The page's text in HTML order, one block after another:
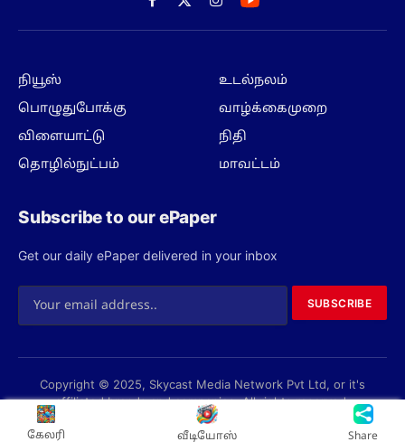
Facebook
X
(Twitter)
Instagram
நியூஸ்
பொழுதுபோக்கு
விளையாட்டு
தொழில்நுட்பம்
உடல்நலம்
வாழ்க்கைமுறை
நிதி
மாவட்டம்
Subscribe to our ePaper
Get our daily ePaper delivered in your inbox
SUBSCRIBE
Copyright © 2025, Skycast Media Network Pvt Ltd, or it's
affiliated brands and companies. All rights reserved.
Privacy Policy Terms About us Contact us
கேலரி வீடியோஸ் Share